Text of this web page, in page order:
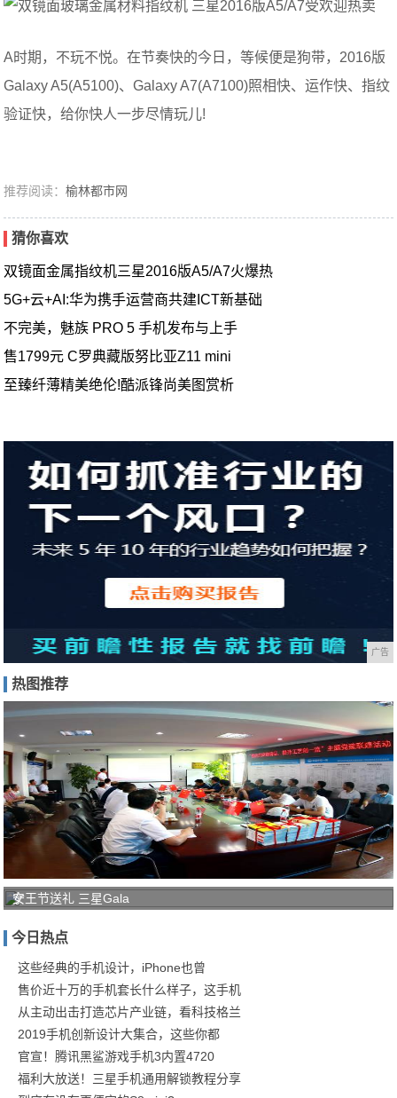
A时期，不玩不悦。在节奏快的今日，等候便是狗带，2016版
Galaxy A5(A5100)、Galaxy A7(A7100)照相快、运作快、指纹
验证快，给你快人一步尽情玩儿!
推荐阅读：榆林都市网
猜你喜欢
双镜面金属指纹机三星2016版A5/A7火爆热
5G+云+AI:华为携手运营商共建ICT新基础
不完美，魅族 PRO 5 手机发布与上手
售1799元 C罗典藏版努比亚Z11 mini
至臻纤薄精美绝伦!酷派锋尚美图赏析
广告
热图推荐
宁
轨
道
交
通
通
号
项
女王节送礼 三星Gala
今日热点
这些经典的手机设计，iPhone也曾
售价近十万的手机套长什么样子，这手机
从主动出击打造芯片产业链，看科技格兰
2019手机创新设计大集合，这些你都
官宣！腾讯黑鲨游戏手机3内置4720
福利大放送！三星手机通用解锁教程分享